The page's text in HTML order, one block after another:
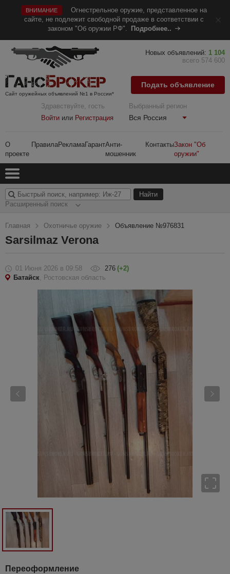
ВНИМАНИЕ
Огнестрельное оружие, представленное на
сайте, не подлежит свободной продаже в соответствии с
законом "Об оружии РФ".
Подробнее..
Сайт оружейных объявлений №1 в России*
Здравствуйте, гость
Войти или Регистрация
Выбранный регион
Вся Россия
О
проекте
ПравилаРекламаГарантАнти-
мошенник
КонтактыЗакон "Об
оружии"
Новых объявлений: 1 104
всего 574 600
Подать объявление
Расширенный поиск
Главная Охотничье оружие Объявление №976831
Sarsilmaz Verona
01 Июня 2026 в 09:58 276 (+2)
Батайск, Ростовская область
Переоформление